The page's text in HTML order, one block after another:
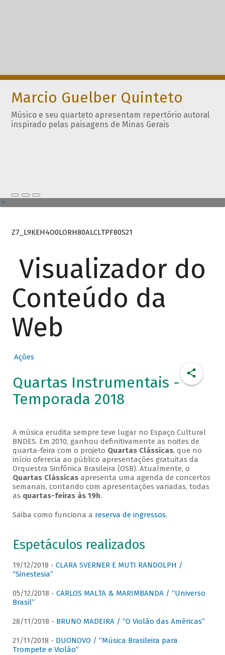
Marcio Guelber Quinteto
Músico e seu quarteto apresentam repertório autoral
inspirado pelas paisagens de Minas Gerais
Z7_L9KEH4O0LORH80ALCLTPF80S21
Visualizador do
Conteúdo da
Web
Ações
Quartas Instrumentais -
Temporada 2018
A música erudita sempre teve lugar no Espaço Cultural
BNDES. Em 2010, ganhou definitivamente as noites de
quarta-feira com o projeto Quartas Clássicas, que no
início oferecia ao público apresentações gratuitas da
Orquestra Sinfônica Brasileira (OSB). Atualmente, o
Quartas Clássicasapresenta uma agenda de concertos
semanais, contando com apresentações variadas, todas
as quartas-feiras às 19h.
Saiba como funciona a reserva de ingressos.
Espetáculos realizados
19/12/2018 - CLARA SVERNER E MUTI RANDOLPH /
“Sinestesia”
05/12/2018 - CARLOS MALTA & MARIMBANDA / “Universo
Brasil”
28/11/2018 - BRUNO MADEIRA / “O Violão das Américas”
21/11/2018 - DUONOVO / “Música Brasileira para
Trompete e Violão”